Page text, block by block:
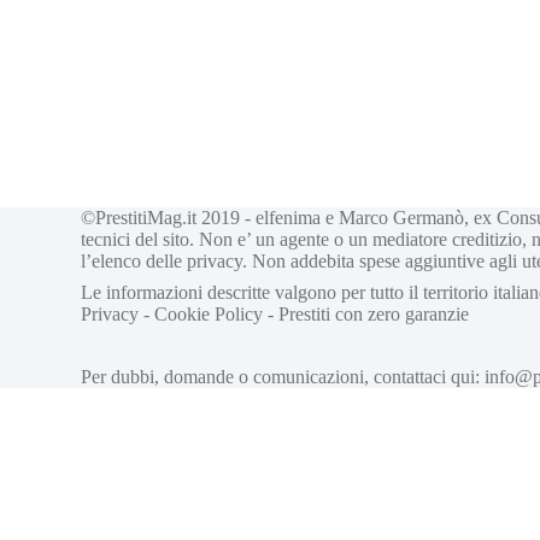
©PrestitiMag.it 2019 - elfenima e Marco Germanò, ex
tecnici del sito. Non e’ un agente o un mediatore creditizio,
l’elenco delle privacy. Non addebita spese aggiuntive agli
Le informazioni descritte valgono per tutto il territorio
Privacy -Cookie Policy -Prestiti con zero garanzie
Per dubbi, domande o comunicazioni, contattaci qui: